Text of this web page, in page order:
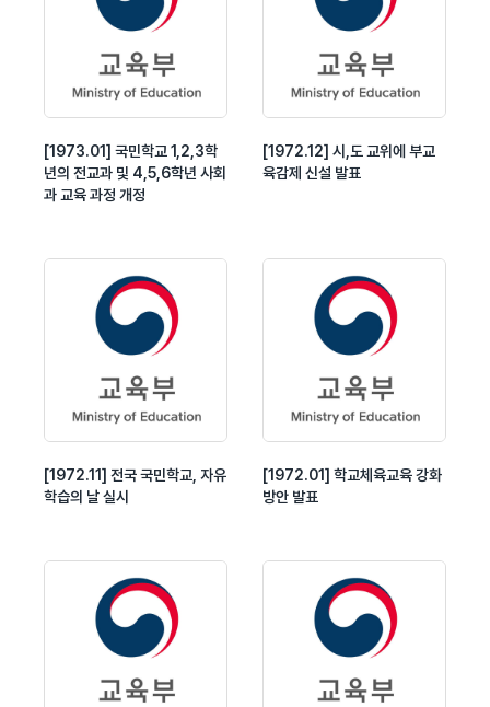
[1973.01] 국민학교 1,2,3학
년의 전교과 및 4,5,6학년 사회
과 교육 과정 개정
[1972.12] 시,도 교위에 부교
육감제 신설 발표
[1972.11] 전국 국민학교, 자유
학습의 날 실시
[1972.01] 학교체육교육 강화
방안 발표